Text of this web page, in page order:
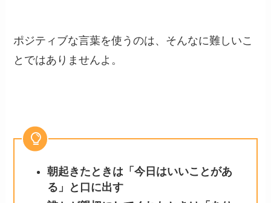
ポジティブな言葉を使うのは、そんなに難しいこ
とではありませんよ。
朝起きたときは「今日はいいことがあ
る」と口に出す